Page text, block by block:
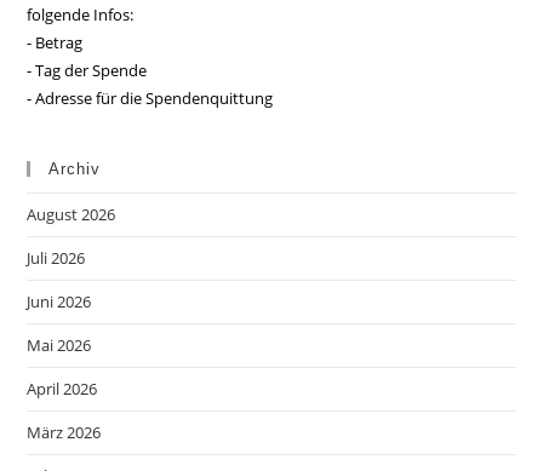
folgende Infos:
- Betrag
- Tag der Spende
- Adresse für die Spendenquittung
Archiv
August 2026
Juli 2026
Juni 2026
Mai 2026
April 2026
März 2026